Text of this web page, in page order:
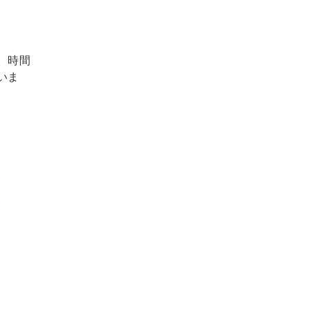
時間
ま